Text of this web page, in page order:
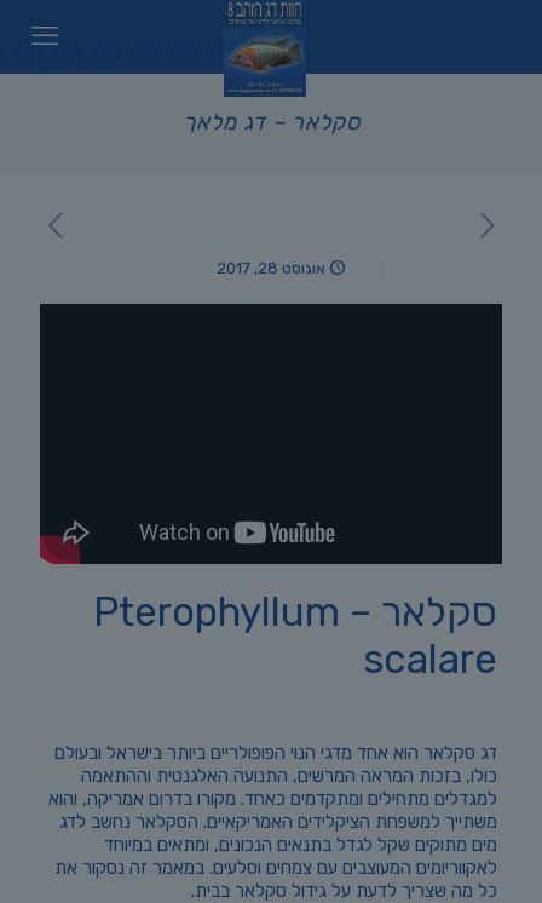
סקלאר – דג מלאך
אוגוסט 28, 2017
סקלאר – Pterophyllum
scalare
דג סקלאר הוא אחד מדגי הנוי הפופולריים ביותר בישראל ובעולם
כולו, בזכות המראה המרשים, התנועה האלגנטית וההתאמה
למגדלים מתחילים ומתקדמים כאחד. מקורו בדרום אמריקה, והוא
משתייך למשפחת הציקלידים האמריקאיים. הסקלאר נחשב לדג
מים מתוקים שקל לגדל בתנאים הנכונים, ומתאים במיוחד
לאקווריומים המעוצבים עם צמחים וסלעים. במאמר זה נסקור את
כל מה שצריך לדעת על גידול סקלאר בבית.